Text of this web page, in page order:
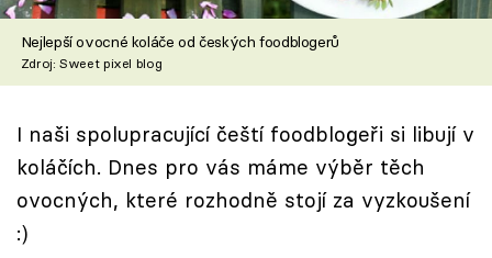
Recepty z TV
Speciál: Cuketa
Těhotnej kuchař
Sledujte prima+
Nejlepší ovocné koláče od českých foodblogerů
Zdroj: Sweet pixel blog
I naši spolupracující čeští foodblogeři si libují v
koláčích. Dnes pro vás máme výběr těch
ovocných, které rozhodně stojí za vyzkoušení
:)